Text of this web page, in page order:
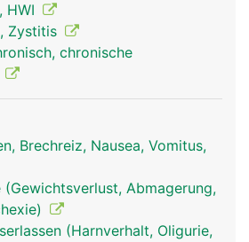
HWI
Zystitis
chronische
Brechreiz, Nausea, Vomitus,
(Gewichtsverlust, Abmagerung,
(Harnverhalt, Oligurie,